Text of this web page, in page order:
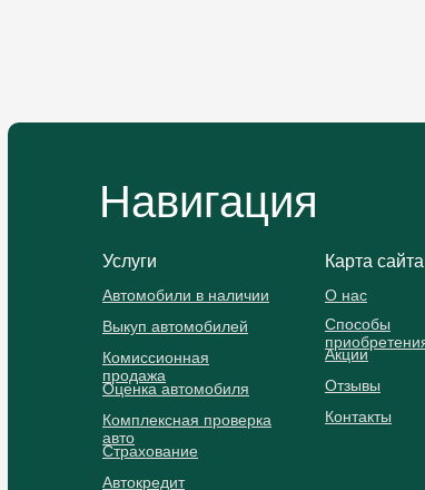
Навигация
Карта сайта
О нас
Способы
Акции
Отзывы
Контакты
Услуги
Автомобили в наличии
Выкуп автомобилей
Комиссионная
продажа
Оценка автомобиля
Комплексная проверка
авто
Страхование
Автокредит